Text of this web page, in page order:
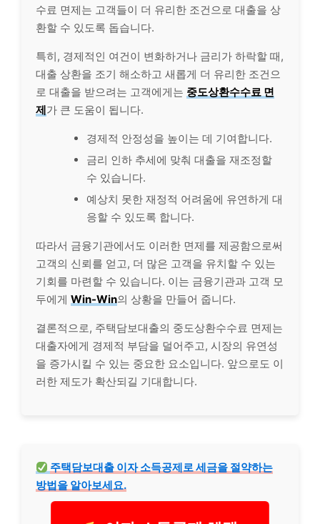
수료 면제는 고객들이 더 유리한 조건으로 대출을 상
환할 수 있도록 돕습니다.
특히, 경제적인 여건이 변화하거나 금리가 하락할 때,
대출 상환을 조기 해소하고 새롭게 더 유리한 조건으
로 대출을 받으려는 고객에게는 중도상환수수료 면
제가 큰 도움이 됩니다.
경제적 안정성을 높이는 데 기여합니다.
금리 인하 추세에 맞춰 대출을 재조정할
수 있습니다.
예상치 못한 재정적 어려움에 유연하게 대
응할 수 있도록 합니다.
따라서 금융기관에서도 이러한 면제를 제공함으로써
고객의 신뢰를 얻고, 더 많은 고객을 유치할 수 있는
기회를 마련할 수 있습니다. 이는 금융기관과 고객 모
두에게 Win-Win의 상황을 만들어 줍니다.
결론적으로, 주택담보대출의 중도상환수수료 면제는
대출자에게 경제적 부담을 덜어주고, 시장의 유연성
을 증가시킬 수 있는 중요한 요소입니다. 앞으로도 이
러한 제도가 확산되길 기대합니다.
주택담보대출 이자 소득공제로 세금을 절약하는
방법을 알아보세요.